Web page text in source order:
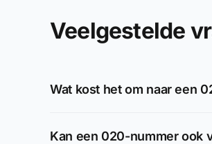
Veelgestelde
Wat kost het om naar een
Kan een 020-nummer ook